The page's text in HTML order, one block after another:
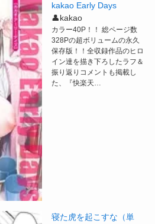
kakao Early Days
👤kakao
カラー40P！！ 総ページ数
328Pの超ボリュームの永久
保存版！！全収録作品のヒロ
イン達を描き下ろしたラフ＆
振り返りコメントも掲載し
た、『快楽天…
寝た虎を起こすな（単